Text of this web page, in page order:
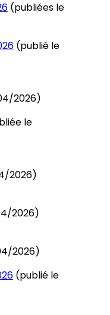
(publiées le
(publié le
2026)
le
2026)
2026)
2026)
(publié le